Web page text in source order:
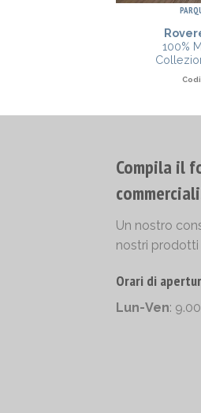
100%
Compila il
Un nostro
nostri prodotti
Orari di
Lun-Ven: